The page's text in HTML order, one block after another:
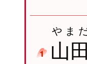
山田
やま